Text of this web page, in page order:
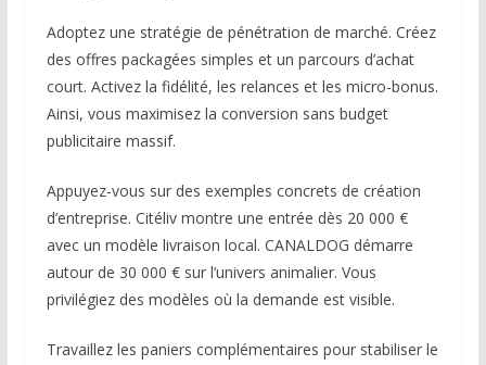
Adoptez une stratégie de pénétration de marché. Créez
des offres packagées simples et un parcours d’achat
court. Activez la fidélité, les relances et les micro-bonus.
Ainsi, vous maximisez la conversion sans budget
publicitaire massif.
Appuyez-vous sur des exemples concrets de création
d’entreprise. Citéliv montre une entrée dès 20 000 €
avec un modèle livraison local. CANALDOG démarre
autour de 30 000 € sur l’univers animalier. Vous
privilégiez des modèles où la demande est visible.
Travaillez les paniers complémentaires pour stabiliser le